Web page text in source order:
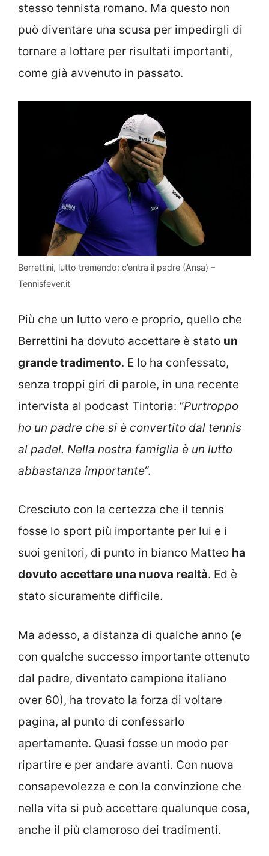
stesso tennista romano. Ma questo non
può diventare una scusa per impedirgli di
tornare a lottare per risultati importanti,
come già avvenuto in passato.
Berrettini, lutto tremendo: c’entra il padre (Ansa) –
Tennisfever.it
Più che un lutto vero e proprio, quello che
Berrettini ha dovuto accettare è stato un
grande tradimento. E lo ha confessato,
senza troppi giri di parole, in una recente
intervista al podcast Tintoria: “Purtroppo
ho un padre che si è convertito dal tennis
al padel. Nella nostra famiglia è un lutto
abbastanza importante“.
Cresciuto con la certezza che il tennis
fosse lo sport più importante per lui e i
suoi genitori, di punto in bianco Matteo ha
dovuto accettare una nuova realtà. Ed è
stato sicuramente difficile.
Ma adesso, a distanza di qualche anno (e
con qualche successo importante ottenuto
dal padre, diventato campione italiano
over 60), ha trovato la forza di voltare
pagina, al punto di confessarlo
apertamente. Quasi fosse un modo per
ripartire e per andare avanti. Con nuova
consapevolezza e con la convinzione che
nella vita si può accettare qualunque cosa,
anche il più clamoroso dei tradimenti.